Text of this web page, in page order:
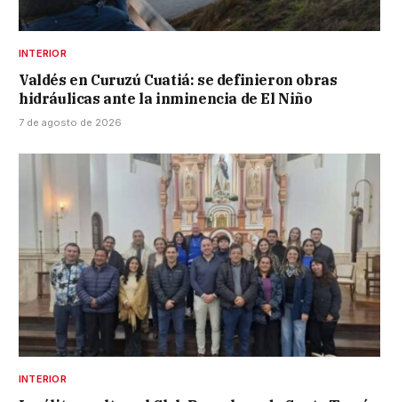
INTERIOR
Valdés en Curuzú Cuatiá: se definieron obras
hidráulicas ante la inminencia de El Niño
7 de agosto de 2026
INTERIOR